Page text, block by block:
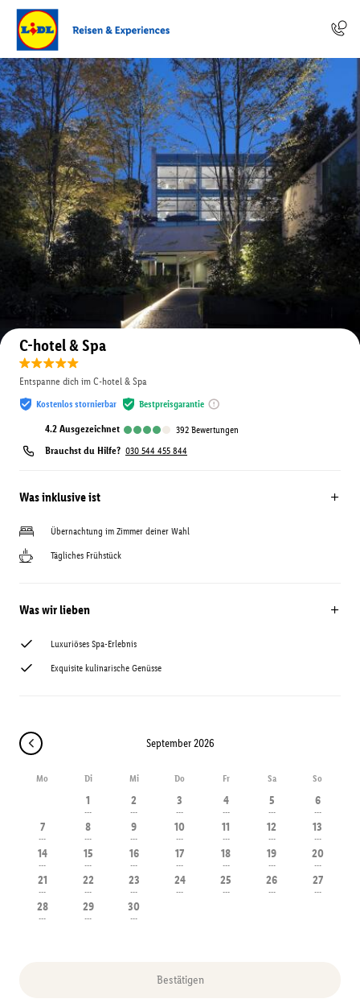
C-hotel & Spa
Entspanne dich im C-hotel & Spa
Kostenlos stornierbar Bestpreisgarantie
4.2 ausgezeichnet 392 Bewertungen
Brauchst du Hilfe? 030 544 455 844
Was inklusive ist
Übernachtung im Zimmer deiner Wahl
Tägliches Frühstück
Was wir lieben
Luxuriöses Spa-Erlebnis
Exquisite kulinarische Genüsse
September 2026
Mo Di Mi Do Fr Sa So
1
---
2
---
3
---
4
---
5
---
6
---
7
---
8
---
9
---
10
---
11
---
12
---
13
---
14
---
15
---
16
---
17
---
18
---
19
---
20
---
21
---
22
---
23
---
24
---
25
---
26
---
27
---
28
---
29
---
30
---
Bestätigen